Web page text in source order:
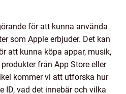
för att kunna använda
som Apple erbjuder. Det kan
att kunna köpa appar, musik,
från App Store eller
kommer vi att utforska hur
ID, vad det innebär och vilka